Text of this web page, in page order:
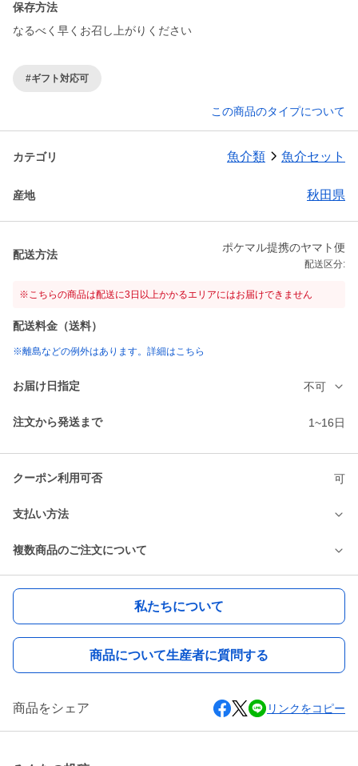
保存方法
なるべく早くお召し上がりください
#ギフト対応可
この商品のタイプについて
カテゴリ 魚介類 魚介セット
産地 秋田県
配送方法
ポケマル提携のヤマト便
配送区分:
※こちらの商品は配送に3日以上かかるエリアにはお届けできません
配送料金（送料）
※離島などの例外はあります。詳細はこちら
お届け日指定 不可
注文から発送まで 1~16日
クーポン利用可否 可
支払い方法
複数商品のご注文について
私たちについて
商品について生産者に質問する
商品をシェア リンクをコピー